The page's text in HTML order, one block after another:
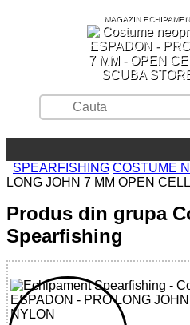
MAGAZIN
SCUBA
SPEARFISHING COSTUME
LONG JOHN 7 MM OPEN
Produs din grupa
Spearfishing